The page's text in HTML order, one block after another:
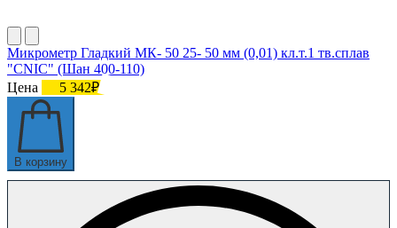
Микрометр Гладкий МК- 50 25- 50 мм (0,01) кл.т.1 тв.сплав
"CNIC" (Шан 400-110)
Цена
5 342₽
В корзину